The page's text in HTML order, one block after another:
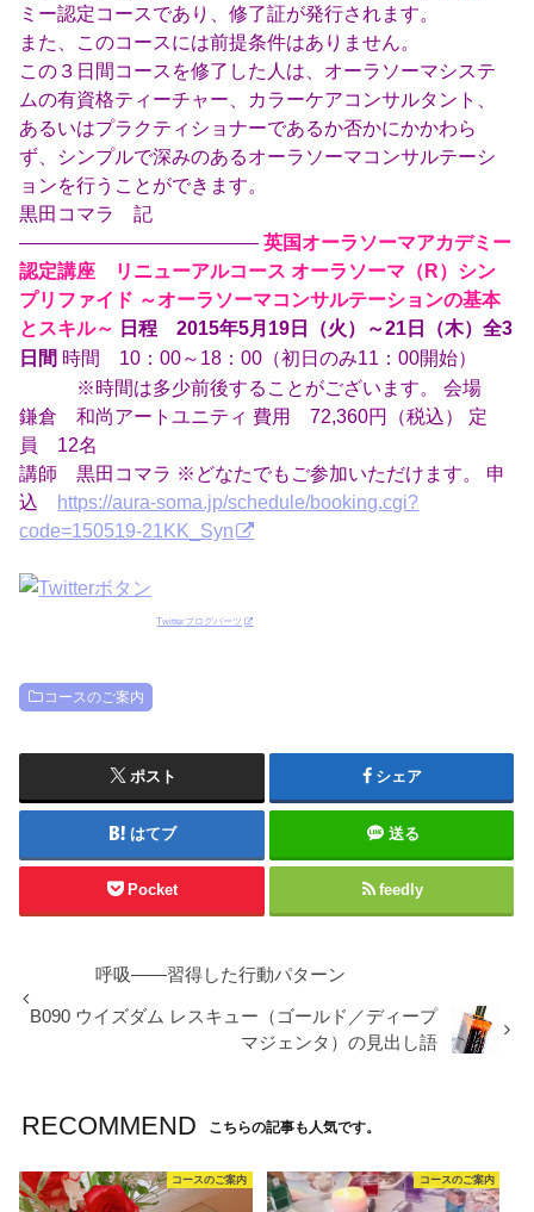
ミー認定コースであり、修了証が発行されます。
また、このコースには前提条件はありません。
この３日間コースを修了した人は、オーラソーマシステ
ムの有資格ティーチャー、カラーケアコンサルタント、
あるいはプラクティショナーであるか否かにかかわら
ず、シンプルで深みのあるオーラソーマコンサルテーシ
ョンを行うことができます。
黒田コマラ 記
————————————– 英国オーラソーマアカデミー
認定講座 リニューアルコース オーラソーマ（R）シン
プリファイド ～オーラソーマコンサルテーションの基本
とスキル～ 日程 2015年5月19日（火）～21日（木）全3
日間 時間 10：00～18：00（初日のみ11：00開始）
※時間は多少前後することがございます。 会場
鎌倉 和尚アートユニティ 費用 72,360円（税込） 定
員 12名
講師 黒田コマラ ※どなたでもご参加いただけます。 申
込 https://aura-soma.jp/schedule/booking.cgi?
code=150519-21KK_Syn
Twitterブログパーツ
コースのご案内
ポスト シェア
はてブ 送る
Pocket feedly
呼吸――習得した行動パターン
B090 ウイズダム レスキュー（ゴールド／ディープ
マジェンタ）の見出し語
RECOMMEND こちらの記事も人気です。
コースのご案内 コースのご案内